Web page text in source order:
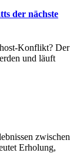
der nächste
Konflikt? Der
und läuft
zwischen
Erholung,